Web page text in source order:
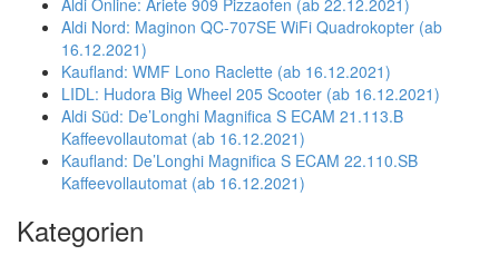
Aldi Online: Ariete 909 Pizzaofen (ab 22.12.2021)
Aldi Nord: Maginon QC-707SE WiFi Quadrokopter (ab
16.12.2021)
Kaufland: WMF Lono Raclette (ab 16.12.2021)
LIDL: Hudora Big Wheel 205 Scooter (ab 16.12.2021)
Aldi Süd: De’Longhi Magnifica S ECAM 21.113.B
Kaffeevollautomat (ab 16.12.2021)
Kaufland: De’Longhi Magnifica S ECAM 22.110.SB
Kaffeevollautomat (ab 16.12.2021)
Kategorien